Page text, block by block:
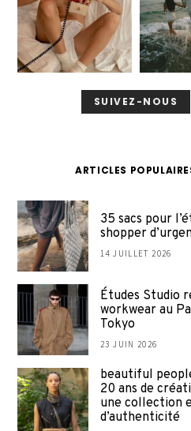
SUIVEZ-NOUS
ARTICLES
35 sacs pour
shopper
14 JUILLET 2026
Études Studio
workwear au
Tokyo
23 JUIN 2026
beautiful
20 ans de
une collection
d’authenticité